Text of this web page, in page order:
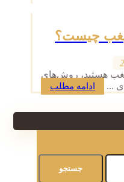
چیست؟
هستید، روش‌های
...
ادامه مطلب